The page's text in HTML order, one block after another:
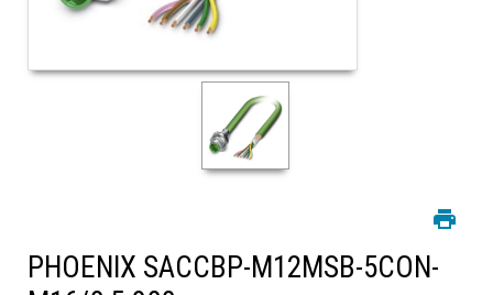
PHOENIX SACCBP-M12MSB-5CON-